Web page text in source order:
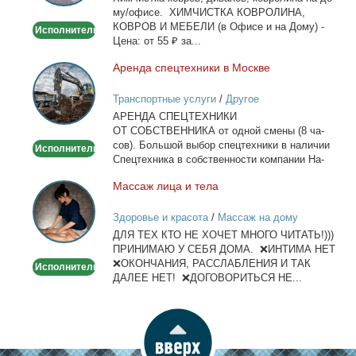
Исполнитель
му/офи­се. ХИМЧИСТКА КОВРОЛИНА,
КОВРОВ И МЕБЕЛИ (в Офи­се и на До­му) -
Це­на: от 55 ₽ за...
Аренда
спецтехники
в
Москве
Исполнитель
Арен­да спец­тех­ни­ки в Москве
Транспортные услуги/ Другое
АРЕНДА СПЕЦТЕХНИКИ
ОТ СОБСТВЕННИКА от од­ной сме­ны (8 ча­
сов). Боль­шой вы­бор спец­тех­ни­ки в на­ли­чии
Спец­тех­ни­ка в соб­ствен­но­сти ком­па­нии На­
Массаж
лица
и
тела
Исполнитель
Мас­саж ли­ца и те­ла
Здоровье и красота/ Массаж на дому
ДЛЯ ТЕХ КТО НЕ ХОЧЕТ МНОГО ЧИТАТЬ!)))
ПРИНИМАЮ У СЕБЯ ДОМА. ❌ИНТИМА НЕТ
❌ОКОНЧАНИЯ, РАССЛАБЛЕНИЯ И ТАК
ДАЛЕЕ НЕТ! ❌ДОГОВОРИТЬСЯ НЕ...